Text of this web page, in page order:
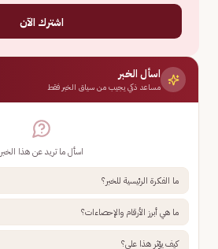
اشترك الآن
اسأل الخبر
مساعد ذكي يجيب من سياق الخبر فقط
اسأل ما تريد عن هذا الخبر
ما الفكرة الرئيسية للخبر؟
ما هي أبرز الأرقام والإحصاءات؟
كيف يؤثر هذا علي؟